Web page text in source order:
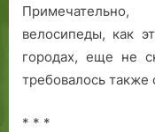
велосипеды, как
городах, еще не
требовалось также
* * *